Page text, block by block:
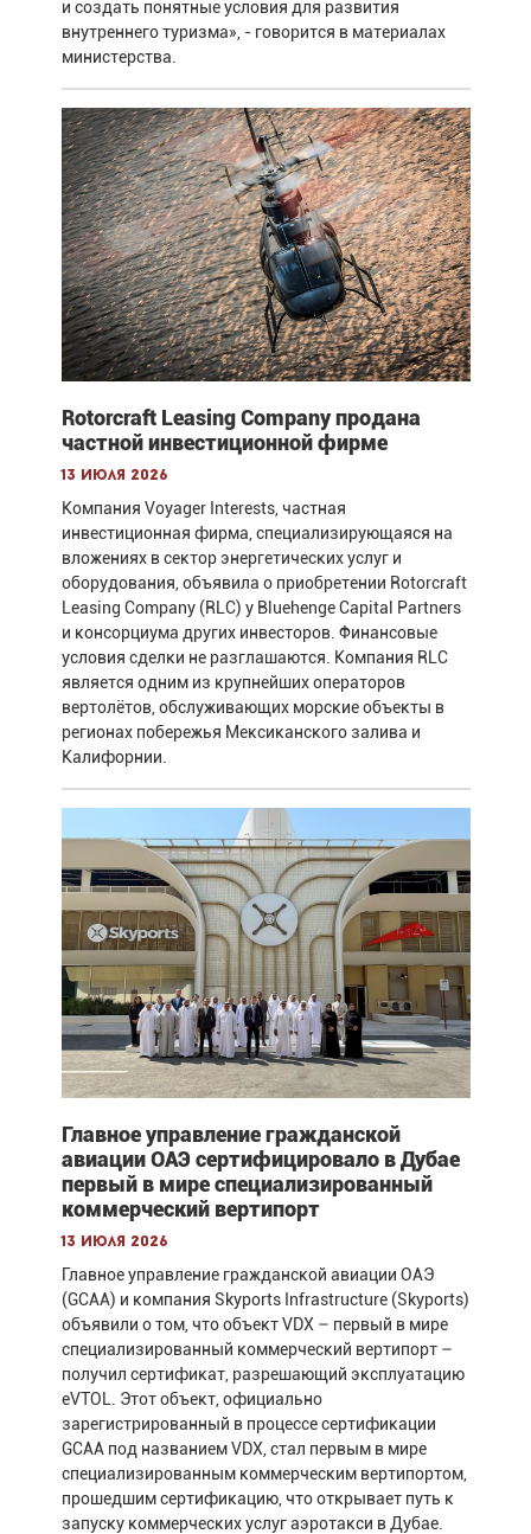
и создать понятные условия для развития
внутреннего туризма», - говорится в материалах
министерства.
Rotorcraft Leasing Company продана
частной инвестиционной фирме
13 июля 2026
Компания Voyager Interests, частная
инвестиционная фирма, специализирующаяся на
вложениях в сектор энергетических услуг и
оборудования, объявила о приобретении Rotorcraft
Leasing Company (RLC) у Bluehenge Capital Partners
и консорциума других инвесторов. Финансовые
условия сделки не разглашаются. Компания RLC
является одним из крупнейших операторов
вертолётов, обслуживающих морские объекты в
регионах побережья Мексиканского залива и
Калифорнии.
Главное управление гражданской
авиации ОАЭ сертифицировало в Дубае
первый в мире специализированный
коммерческий вертипорт
13 июля 2026
Главное управление гражданской авиации ОАЭ
(GCAA) и компания Skyports Infrastructure (Skyports)
объявили о том, что объект VDX – первый в мире
специализированный коммерческий вертипорт –
получил сертификат, разрешающий эксплуатацию
eVTOL. Этот объект, официально
зарегистрированный в процессе сертификации
GCAA под названием VDX, стал первым в мире
специализированным коммерческим вертипортом,
прошедшим сертификацию, что открывает путь к
запуску коммерческих услуг аэротакси в Дубае.